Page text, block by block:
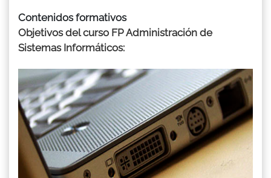
Contenidos formativos
Objetivos del curso FP Administración de
Sistemas Informáticos: